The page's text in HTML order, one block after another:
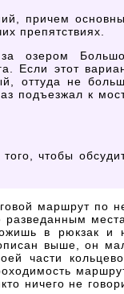
причем
препятствиях.
озером
Если этот
оттуда не
подъезжал к
чтобы
маршрут по
разведанным
в рюкзак и
выше, он
части
ничего не